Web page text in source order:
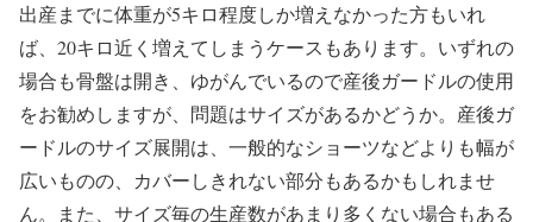
出産までに体重が5キロ程度しか増えなかった方もいれ
ば、20キロ近く増えてしまうケースもあります。いずれの
場合も骨盤は開き、ゆがんでいるので産後ガードルの使用
をお勧めしますが、問題はサイズがあるかどうか。産後ガ
ードルのサイズ展開は、一般的なショーツなどよりも幅が
広いものの、カバーしきれない部分もあるかもしれませ
ん。また、サイズ毎の生産数があまり多くない場合もある